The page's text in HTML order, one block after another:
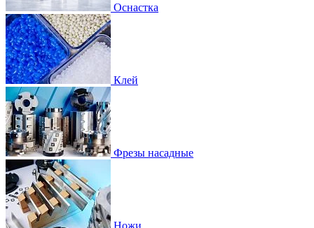
Оснастка
Клей
Фрезы насадные
Ножи